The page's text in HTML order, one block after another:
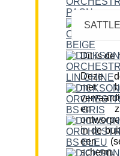
Dit is de
Deze
met
en
in de
een
scherm.